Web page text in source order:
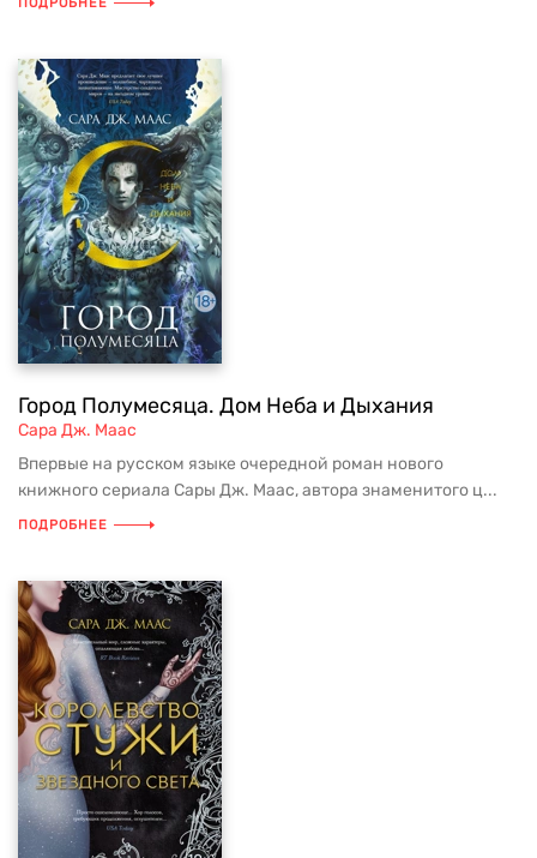
ПОДРОБНЕЕ
Город Полумесяца. Дом Неба и Дыхания
Сара Дж. Маас
Впервые на русском языке очередной роман нового
книжного сериала Сары Дж. Маас, автора знаменитого ц...
ПОДРОБНЕЕ